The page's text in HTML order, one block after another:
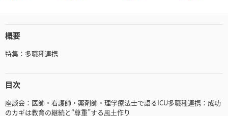
概要
特集：多職種連携
目次
座談会：医師・看護師・薬剤師・理学療法士で語るICU多職種連携：成功
のカギは教育の継続と“尊重”する風土作り